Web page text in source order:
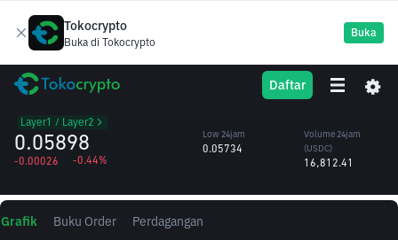
Tokocrypto
Buka di Tokocrypto
Buka
Daftar
MANTA Manta
Layer1 / Layer2
0.05898
-0.00026 -0.44%
Low 24jam
0.05734
Volume 24jam
(MANTA)
Volume 24jam
(USDC)
16,812.41
Grafik Buku Order Perdagangan